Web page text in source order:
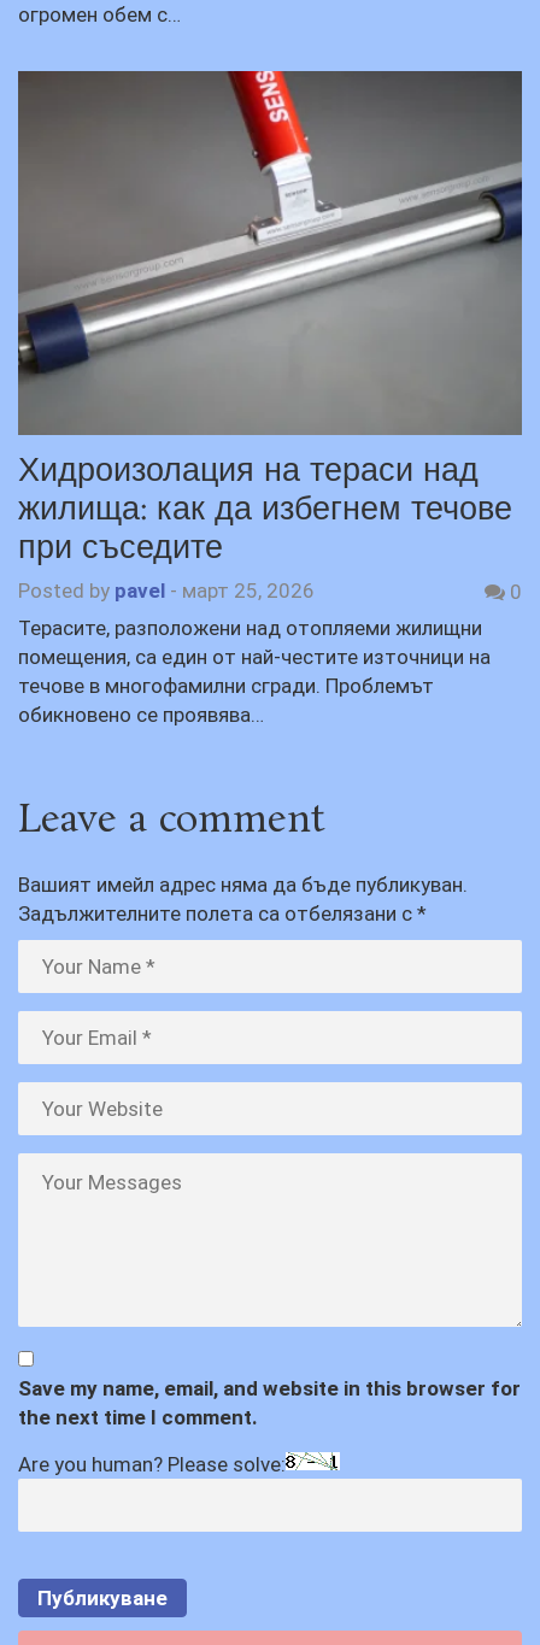
огромен обем с…
Хидроизолация на тераси над
жилища: как да избегнем течове
при съседите
Posted by pavel - март 25, 2026
0
Терасите, разположени над отопляеми жилищни
помещения, са един от най-честите източници на
течове в многофамилни сгради. Проблемът
обикновено се проявява…
Leave a comment
Вашият имейл адрес няма да бъде публикуван.
Задължителните полета са отбелязани с *
Save my name, email, and website in this browser for
the next time I comment.
Are you human? Please solve: